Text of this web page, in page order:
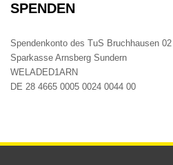
SPENDEN
Spendenkonto des TuS Bruchhausen
Sparkasse Arnsberg Sundern
WELADED1ARN
DE 28 4665 0005 0024 0044 00